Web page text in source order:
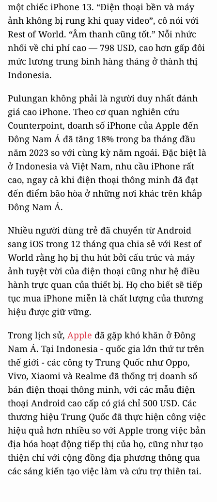
một chiếc iPhone 13. “Điện thoại bền và máy
ảnh không bị rung khi quay video”, cô nói với
Rest of World. “Âm thanh cũng tốt.” Nỗi nhức
nhối về chi phí cao — 798 USD, cao hơn gấp đôi
mức lương trung bình hàng tháng ở thành thị
Indonesia.
Pulungan không phải là người duy nhất đánh
giá cao iPhone. Theo cơ quan nghiên cứu
Counterpoint, doanh số iPhone của Apple đến
Đông Nam Á đã tăng 18% trong ba tháng đầu
năm 2023 so với cùng kỳ năm ngoái. Đặc biệt là
ở Indonesia và Việt Nam, nhu cầu iPhone rất
cao, ngay cả khi điện thoại thông minh đã đạt
đến điểm bão hòa ở những nơi khác trên khắp
Đông Nam Á.
Nhiều người dùng trẻ đã chuyển từ Android
sang iOS trong 12 tháng qua chia sẻ với Rest of
World rằng họ bị thu hút bởi cấu trúc và máy
ảnh tuyệt vời của điện thoại cũng như hệ điều
hành trực quan của thiết bị. Họ cho biết sẽ tiếp
tục mua iPhone miễn là chất lượng của thương
hiệu được giữ vững.
Trong lịch sử, Apple đã gặp khó khăn ở Đông
Nam Á. Tại Indonesia - quốc gia lớn thứ tư trên
thế giới - các công ty Trung Quốc như Oppo,
Vivo, Xiaomi và Realme đã thống trị doanh số
bán điện thoại thông minh, với các mẫu điện
thoại Android cao cấp có giá chỉ 500 USD. Các
thương hiệu Trung Quốc đã thực hiện công việc
hiệu quả hơn nhiều so với Apple trong việc bản
địa hóa hoạt động tiếp thị của họ, cũng như tạo
thiện chí với cộng đồng địa phương thông qua
các sáng kiến tạo việc làm và cứu trợ thiên tai.